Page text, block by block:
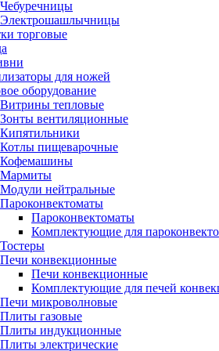
Чебуречницы
Электрошашлычницы
торговые
для ножей
оборудование
Витрины тепловые
Зонты вентиляционные
Кипятильники
Котлы пищеварочные
Кофемашины
Мармиты
Модули нейтральные
Пароконвектоматы
Пароконвектоматы
Комплектующие для
Тостеры
Печи конвекционные
Печи конвекционные
Комплектующие для печей
Печи микроволновые
Плиты газовые
Плиты индукционные
Плиты электрические